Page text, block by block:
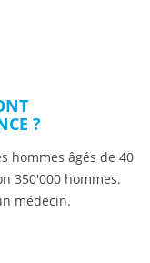
?
hommes âgés de 40
350'000 hommes.
médecin.